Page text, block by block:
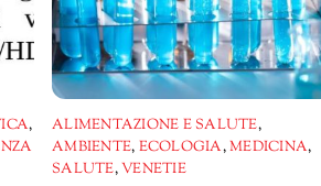
,
ALIMENTAZIONE E SALUTE,
AMBIENTE, ECOLOGIA,MEDICINA,
SALUTE,VENETIE